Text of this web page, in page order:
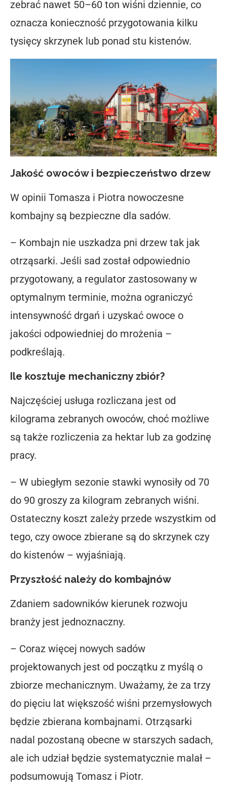
zebrać nawet 50–60 ton wiśni dziennie, co
oznacza konieczność przygotowania kilku
tysięcy skrzynek lub ponad stu kistenów.
Jakość owoców i bezpieczeństwo drzew
W opinii Tomasza i Piotra nowoczesne
kombajny są bezpieczne dla sadów.
– Kombajn nie uszkadza pni drzew tak jak
otrząsarki. Jeśli sad został odpowiednio
przygotowany, a regulator zastosowany w
optymalnym terminie, można ograniczyć
intensywność drgań i uzyskać owoce o
jakości odpowiedniej do mrożenia –
podkreślają.
Ile kosztuje mechaniczny zbiór?
Najczęściej usługa rozliczana jest od
kilograma zebranych owoców, choć możliwe
są także rozliczenia za hektar lub za godzinę
pracy.
– W ubiegłym sezonie stawki wynosiły od 70
do 90 groszy za kilogram zebranych wiśni.
Ostateczny koszt zależy przede wszystkim od
tego, czy owoce zbierane są do skrzynek czy
do kistenów – wyjaśniają.
Przyszłość należy do kombajnów
Zdaniem sadowników kierunek rozwoju
branży jest jednoznaczny.
– Coraz więcej nowych sadów
projektowanych jest od początku z myślą o
zbiorze mechanicznym. Uważamy, że za trzy
do pięciu lat większość wiśni przemysłowych
będzie zbierana kombajnami. Otrząsarki
nadal pozostaną obecne w starszych sadach,
ale ich udział będzie systematycznie malał –
podsumowują Tomasz i Piotr.